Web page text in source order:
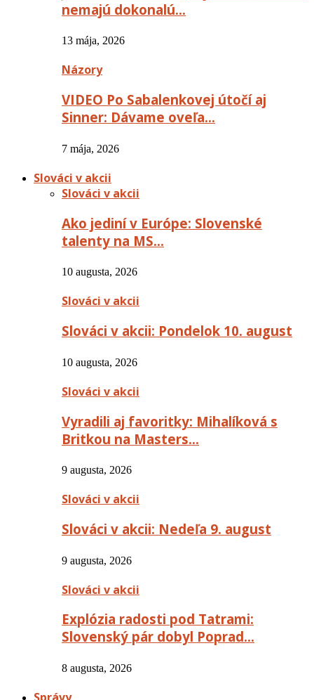
nemajú dokonalú…
13 mája, 2026
Názory
VIDEO Po Sabalenkovej útočí aj
Sinner: Dávame oveľa…
7 mája, 2026
Slováci v akcii
Slováci v akcii
Ako jediní v Európe: Slovenské
talenty na MS…
10 augusta, 2026
Slováci v akcii
Slováci v akcii: Pondelok 10. august
10 augusta, 2026
Slováci v akcii
Vyradili aj favoritky: Mihalíková s
Britkou na Masters…
9 augusta, 2026
Slováci v akcii
Slováci v akcii: Nedeľa 9. august
9 augusta, 2026
Slováci v akcii
Explózia radosti pod Tatrami:
Slovenský pár dobyl Poprad…
8 augusta, 2026